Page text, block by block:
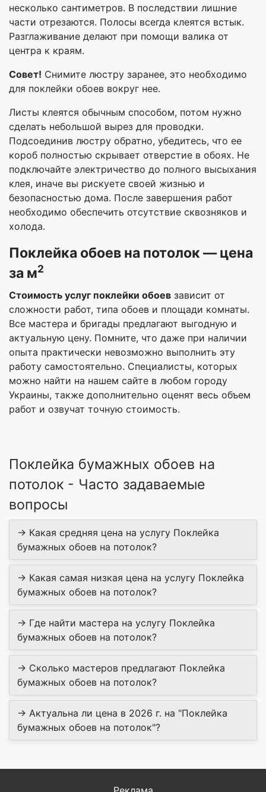
несколько сантиметров. В последствии лишние
части отрезаются. Полосы всегда клеятся встык.
Разглаживание делают при помощи валика от
центра к краям.
Совет! Снимите люстру заранее, это необходимо
для поклейки обоев вокруг нее.
Листы клеятся обычным способом, потом нужно
сделать небольшой вырез для проводки.
Подсоединив люстру обратно, убедитесь, что ее
короб полностью скрывает отверстие в обоях. Не
подключайте электричество до полного высыхания
клея, иначе вы рискуете своей жизнью и
безопасностью дома. После завершения работ
необходимо обеспечить отсутствие сквозняков и
холода.
Поклейка обоев на потолок — цена
за м2
Стоимость услуг поклейки обоев зависит от
сложности работ, типа обоев и площади комнаты.
Все мастера и бригады предлагают выгодную и
актуальную цену. Помните, что даже при наличии
опыта практически невозможно выполнить эту
работу самостоятельно. Специалисты, которых
можно найти на нашем сайте в любом городу
Украины, также дополнительно оценят весь объем
работ и озвучат точную стоимость.
Поклейка бумажных обоев на
потолок - Часто задаваемые
вопросы
→ Какая средняя цена на услугу Поклейка
бумажных обоев на потолок?
→ Какая самая низкая цена на услугу Поклейка
бумажных обоев на потолок?
→ Где найти мастера на услугу Поклейка
бумажных обоев на потолок?
→ Сколько мастеров предлагают Поклейка
бумажных обоев на потолок?
→ Актуальна ли цена в 2026 г. на "Поклейка
бумажных обоев на потолок"?